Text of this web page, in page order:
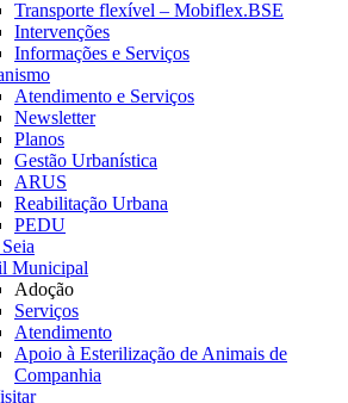
Transporte flexível – Mobiflex.BSE
Intervenções
Informações e Serviços
Atendimento e Serviços
Newsletter
Planos
Gestão Urbanística
ARUS
Reabilitação Urbana
PEDU
Municipal
Adoção
Serviços
Atendimento
Apoio à Esterilização de Animais de
Companhia